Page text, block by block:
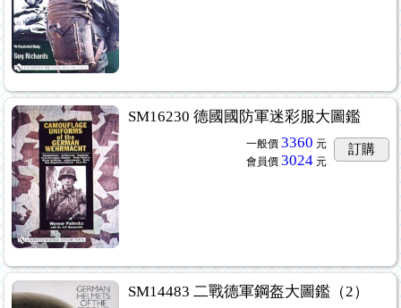
SM16230 德國國防軍迷彩服大圖鑑
一般價 3360 元
會員價 3024 元
訂購
SM14483 二戰德軍鋼盔大圖鑑（2）